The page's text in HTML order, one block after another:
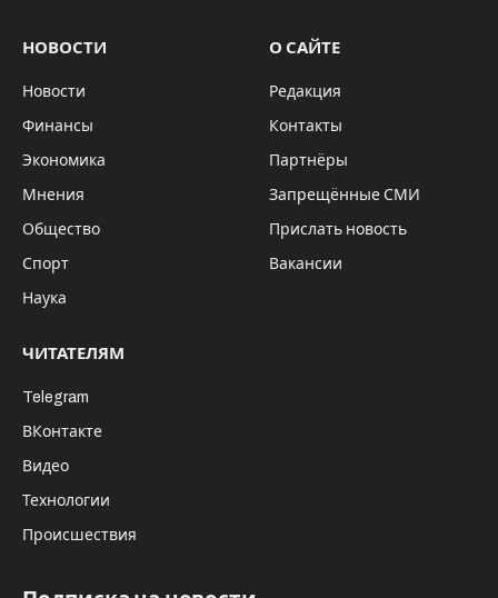
НОВОСТИ
Новости
Финансы
Экономика
Мнения
Общество
Спорт
Наука
О САЙТЕ
Редакция
Контакты
Партнёры
Запрещённые СМИ
Прислать новость
Вакансии
ЧИТАТЕЛЯМ
Telegram
ВКонтакте
Видео
Технологии
Происшествия